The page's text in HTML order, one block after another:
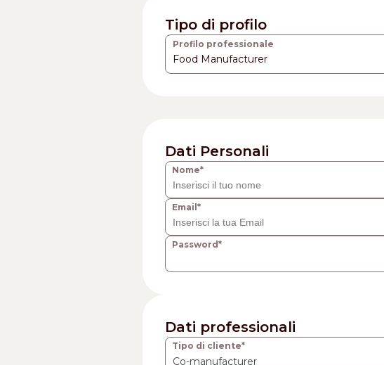
Tipo di profilo
Profilo professionale
Food Manufacturer
Dati Personali
Nome*
Email*
Password*
Dati professionali
Tipo di cliente*
Co-manufacturer